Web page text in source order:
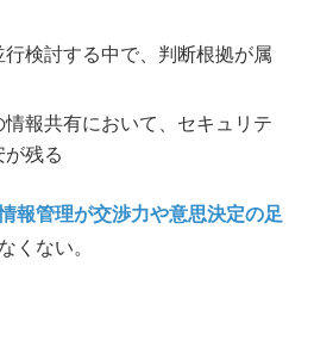
検討する中で、判断根拠が属
報共有において、セキュリテ
残る
報管理が交渉力や意思決定の足
くない。